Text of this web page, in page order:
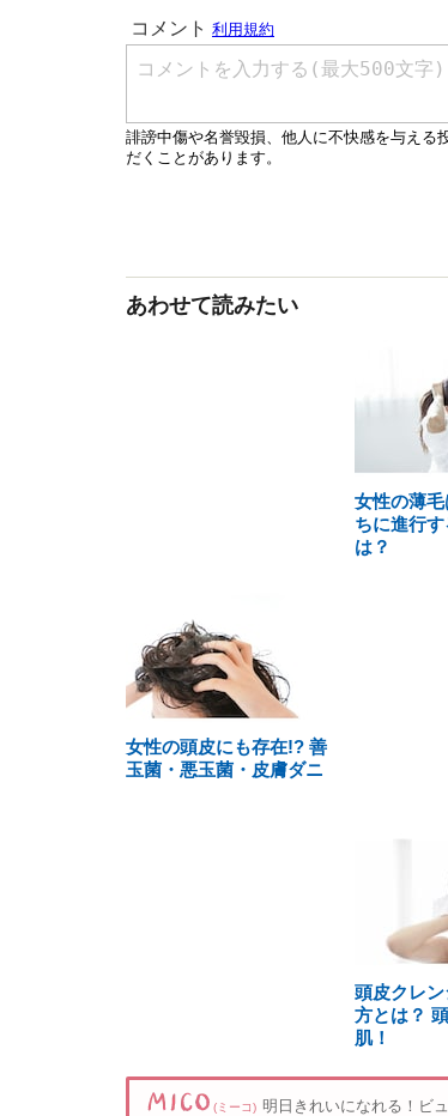
あわせて読みたい
女性の薄毛
ちに進行
は？
女性の頭皮にも存在!? 善
玉菌・悪玉菌・皮膚ダニ
頭皮クレン
方とは？
肌！
(ミーコ) 明日きれいになれる！ビ